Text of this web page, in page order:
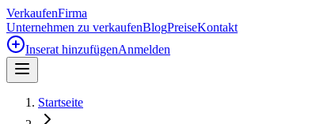
VerkaufenFirma
Unternehmen zu verkaufenBlogPreiseKontakt
Inserat hinzufügenAnmelden
Startseite